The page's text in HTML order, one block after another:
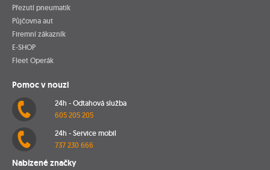
Přezutí pneumatik
Půjčovna aut
Firemní zákazník
E-SHOP
Fleet Operák
Pomoc v nouzi
24h - Odtahová služba
605 205 205
24h - Service mobil
737 230 666
Nabízené značky